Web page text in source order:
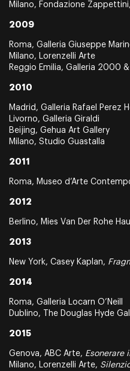
Milano, Fondazione Zappettini,
2009
Roma, Galleria Giuseppe
Milano, Lorenzelli Arte
Reggio Emilia, Galleria 2000
2010
Madrid, Galleria Rafael Perez
Livorno, Galleria Giraldi
Beijing, Gehua Art Gallery
Milano, Studio Guastalla
2011
Roma, Museo d’Arte
2012
Berlino, Mies Van Der Rohe
2013
New York, Casey Kaplan,
2014
Roma, Galleria Locarn O’Neill
Dublino, The Douglas Hyde
2015
Genova, ABC Arte, Esonerare
Milano, Lorenzelli Arte,